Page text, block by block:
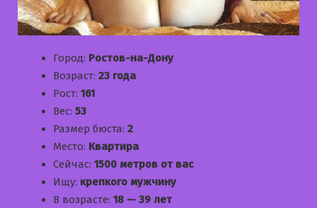
Город: Ростов-на-Дону
Возраст: 23 года
Рост: 161
Вес: 53
Размер бюста: 2
Место: Квартира
Сейчас: 1500 метров от вас
Ищу: крепкого мужчину
В возрасте: 18 — 39 лет